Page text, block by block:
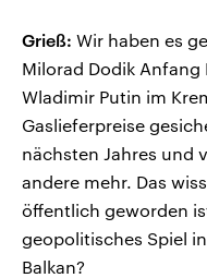
Grieß: Wir haben es
Milorad Dodik Anfang
Wladimir Putin im
Gaslieferpreise
nächsten Jahres und
andere mehr. Das
öffentlich geworden
geopolitisches Spiel
Balkan?